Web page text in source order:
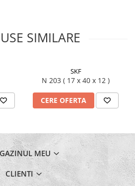
SIMILARE
SKF
N 203 ( 17 x 40 x 12 )
CERE OFERTA
MEU
CLIENTI